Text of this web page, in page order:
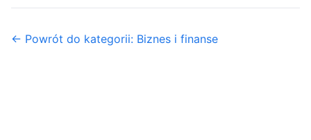
← Powrót do kategorii: Biznes i finanse